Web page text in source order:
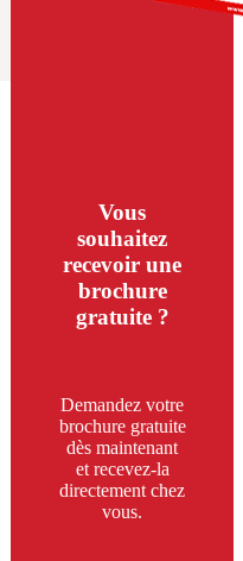
décider
Vous
souhaitez
recevoir une
brochure
gratuite ?
Demandez votre
brochure gratuite
dès maintenant
et recevez-la
directement chez
vous.